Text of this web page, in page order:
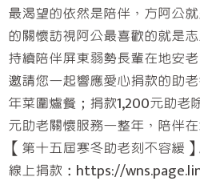
最渴望的依然是陪伴，方阿公
的關懷訪視阿公最喜歡的就是
持續陪伴屏東弱勢長輩在地安
邀請您一起響應愛心捐款的助
年菜圍爐餐；捐款1,200元助老
元助老關懷服務一整年，陪伴
【第十五屆寒冬助老刻不容緩
線上捐款：https://